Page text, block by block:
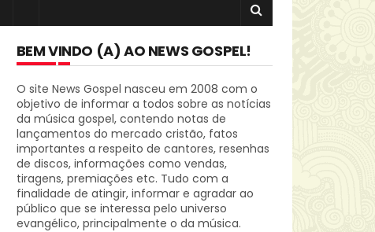
BEM VINDO (A) AO NEWS GOSPEL!
O site News Gospel nasceu em 2008 com o
objetivo de informar a todos sobre as notícias
da música gospel, contendo notas de
lançamentos do mercado cristão, fatos
importantes a respeito de cantores, resenhas
de discos, informações como vendas,
tiragens, premiações etc. Tudo com a
finalidade de atingir, informar e agradar ao
público que se interessa pelo universo
evangélico, principalmente o da música.